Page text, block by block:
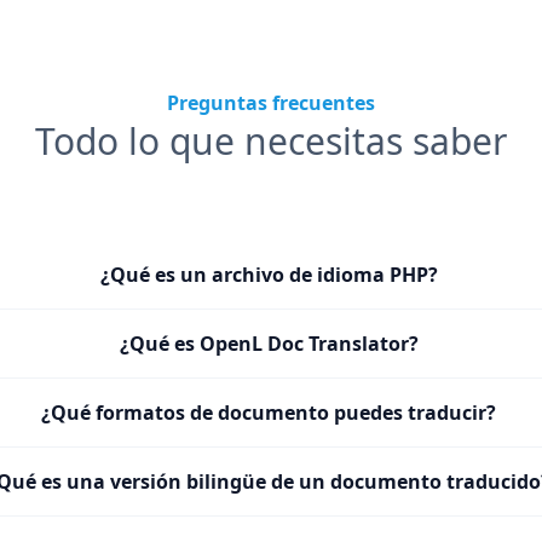
Preguntas frecuentes
Todo lo que necesitas saber
¿Qué es un archivo de idioma PHP?
¿Qué es OpenL Doc Translator?
¿Qué formatos de documento puedes traducir?
es una versión bilingüe de un documento